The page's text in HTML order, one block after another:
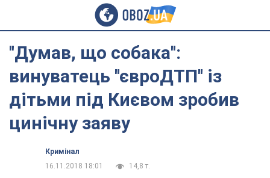
''Думав, що собака'':
винуватець ''євроДТП'' із
дітьми під Києвом зробив
цинічну заяву
Кримінал
16.11.2018 18:01
14,8 т.